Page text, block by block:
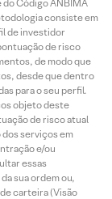
do Código ANBIMA
consiste em
de investidor
de risco
de modo que
desde que dentro
para o seu perfil.
objeto deste
de risco atual
serviços em
e/ou
essas
sua ordem ou,
carteira (Visão